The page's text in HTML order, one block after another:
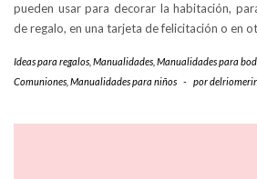
pueden usar para decorar la habitación,
de regalo, en una tarjeta de felicitación o en
Ideas para regalos Manualidades Manualidades para
Comuniones Manualidades para niños - por